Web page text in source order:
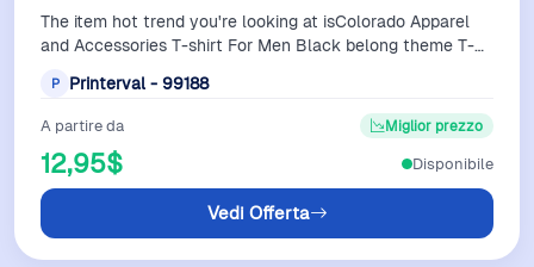
The item hot trend you're looking at isColorado Apparel
and Accessories T-shirt For Men Black belong theme T-
P Printerval - 99188
A partire da
12,95$
Miglior prezzo
Vedi Offerta
Disponibile